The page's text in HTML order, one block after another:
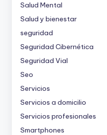
Salud Mental
Salud y bienestar
seguridad
Seguridad Cibernética
Seguridad Vial
Seo
Servicios
Servicios a domicilio
Servicios profesionales
Smartphones